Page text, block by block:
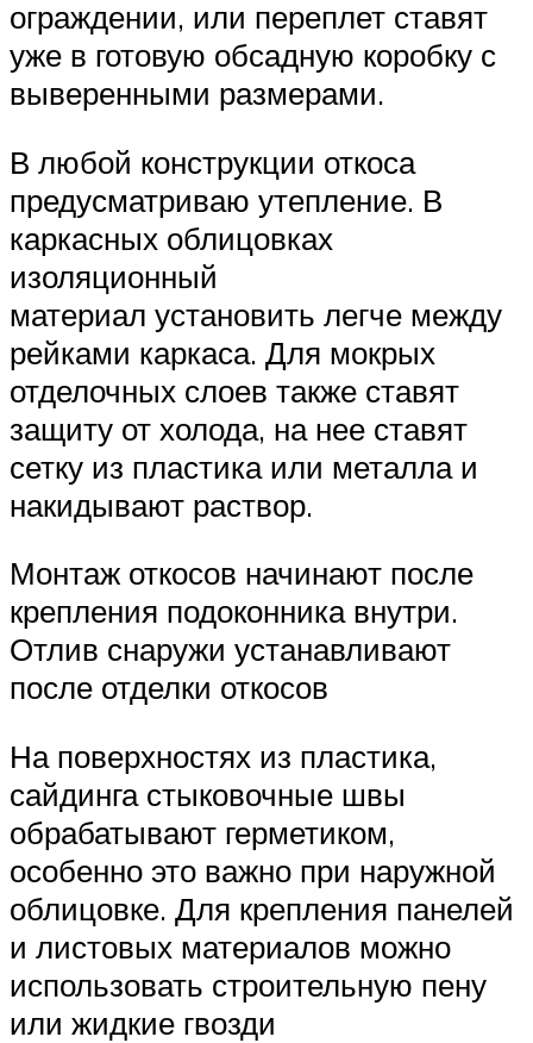
ограждении, или переплет ставят
уже в готовую обсадную коробку с
выверенными размерами.
В любой конструкции откоса
предусматриваю утепление. В
каркасных облицовках
изоляционный
материал установить легче между
рейками каркаса. Для мокрых
отделочных слоев также ставят
защиту от холода, на нее ставят
сетку из пластика или металла и
накидывают раствор.
Монтаж откосов начинают после
крепления подоконника внутри.
Отлив снаружи устанавливают
после отделки откосов
На поверхностях из пластика,
сайдинга стыковочные швы
обрабатывают герметиком,
особенно это важно при наружной
облицовке. Для крепления панелей
и листовых материалов можно
использовать строительную пену
или жидкие гвозди